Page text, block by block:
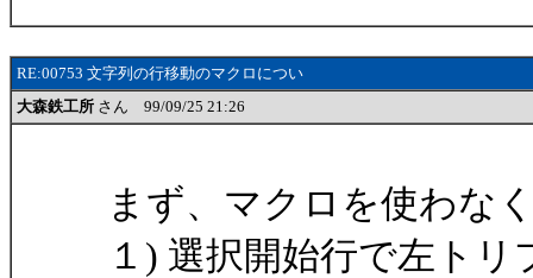
RE:00753 文字列の行移動のマクロについ
大森鉄工所 さん 99/09/25 21:26
まず、マクロを使わな
１) 選択開始行で左ト